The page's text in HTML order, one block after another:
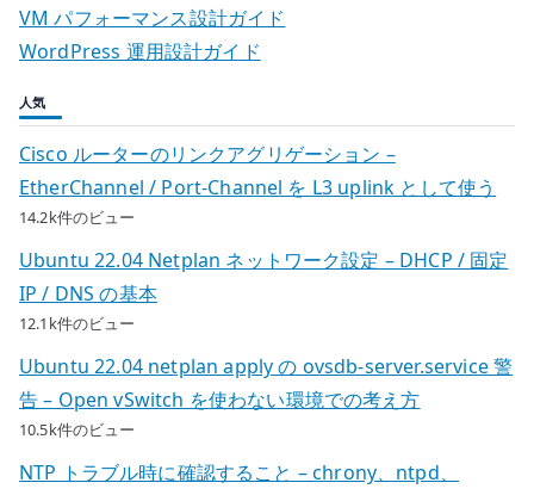
VM パフォーマンス設計ガイド
WordPress 運用設計ガイド
人気
Cisco ルーターのリンクアグリゲーション –
EtherChannel / Port-Channel を L3 uplink として使う
14.2k件のビュー
Ubuntu 22.04 Netplan ネットワーク設定 – DHCP / 固定
IP / DNS の基本
12.1k件のビュー
Ubuntu 22.04 netplan apply の ovsdb-server.service 警
告 – Open vSwitch を使わない環境での考え方
10.5k件のビュー
NTP トラブル時に確認すること – chrony、ntpd、